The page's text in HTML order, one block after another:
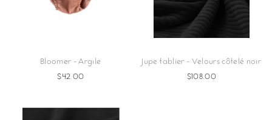
Bloomer - Argile
$42.00
Jupe tablier - Velours côtelé noir
$108.00